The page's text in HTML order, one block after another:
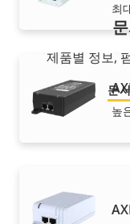
최
높
제품별 정보,
문